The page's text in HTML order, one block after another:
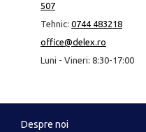
507
Tehnic: 0744 483218
office@delex.ro
Luni - Vineri: 8:30-17:00
Despre noi